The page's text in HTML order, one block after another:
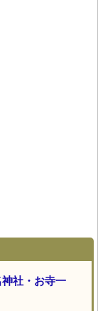
社・お寺一